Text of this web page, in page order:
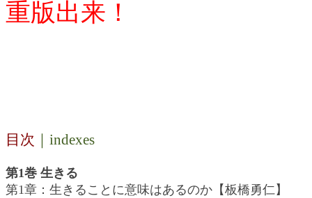
重版出来！
目次 ｜indexes
第1巻 生きる
第1章：生きることに意味はあるのか【板橋勇仁】